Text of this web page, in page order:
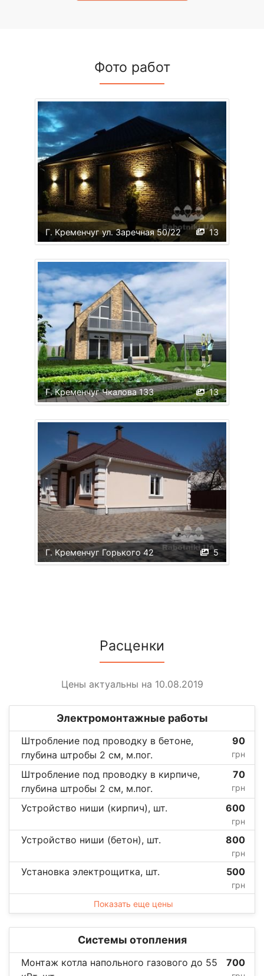
Фото работ
13
Г. Кременчуг ул. Заречная 50/22
13
Г. Кременчуг Чкалова 133
5
Г. Кременчуг Горького 42
Расценки
Цены актуальны на 10.08.2019
Электромонтажные работы
Штробление под проводку в бетоне,
глубина штробы 2 см, м.пог.
90
грн
Штробление под проводку в кирпиче,
глубина штробы 2 см, м.пог.
70
грн
Устройство ниши (кирпич), шт. 600
грн
Устройство ниши (бетон), шт. 800
грн
Установка электрощитка, шт. 500
грн
Показать еще цены
Системы отопления
Монтаж котла напольного газового до 55
700